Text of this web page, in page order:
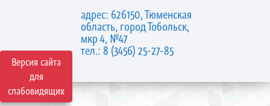
Версия сайта
для
слабовидящих
адрес: 626150, Тюменская
область, город Тобольск,
мкр 4, №47
тел.: 8 (3456) 25-27-85